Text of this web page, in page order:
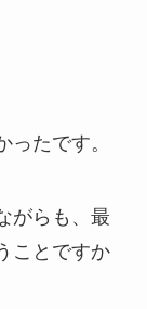
たです。
がらも、最
ことですか